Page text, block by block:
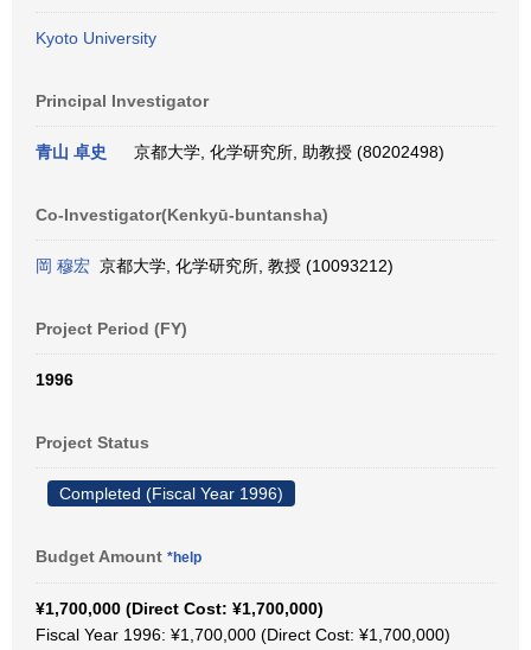
Kyoto University
Principal Investigator
青山 卓史 京都大学, 化学研究所, 助教授 (80202498)
Co-Investigator(Kenkyū-buntansha)
岡 穆宏 京都大学, 化学研究所, 教授 (10093212)
Project Period (FY)
1996
Project Status
Completed (Fiscal Year 1996)
Budget Amount *help
¥1,700,000 (Direct Cost: ¥1,700,000)
Fiscal Year 1996: ¥1,700,000 (Direct Cost: ¥1,700,000)